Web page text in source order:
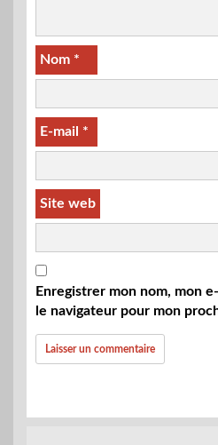
Nom *
E-mail *
Site web
Enregistrer mon nom, mon
le navigateur pour mon